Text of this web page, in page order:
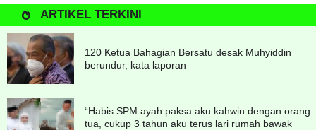
ARTIKEL TERKINI
120 Ketua Bahagian Bersatu desak Muhyiddin
berundur, kata laporan
“Habis SPM ayah paksa aku kahwin dengan orang
tua, cukup 3 tahun aku terus lari rumah bawak